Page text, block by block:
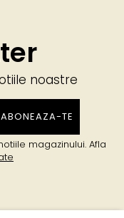
noastre
magazinului. Afla